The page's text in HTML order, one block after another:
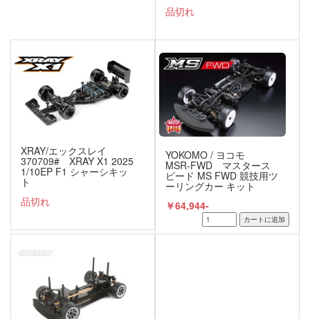
品切れ
XRAY/エックスレイ
370709# XRAY X1 2025
1/10EP F1 シャーシキッ
ト
品切れ
YOKOMO / ヨコモ
MSR-FWD マスタース
ピード MS FWD 競技用ツ
ーリングカー キット
￥64,944-